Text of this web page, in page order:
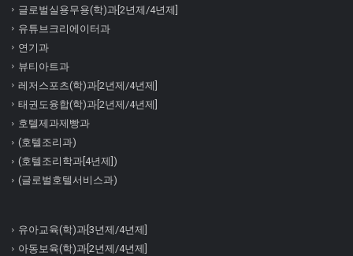
글로벌실용무용(학)과[2년제/4년제]
유튜브크리에이터과
연기과
뷰티아트과
레저스포츠(학)과[2년제/4년제]
태권도융합(학)과[2년제/4년제]
호텔제과제빵과
(호텔조리과)
(호텔조리학과[4년제])
(글로벌호텔서비스과)
유아교육(학)과[3년제/4년제]
아동보육(학)과[2년제/4년제]